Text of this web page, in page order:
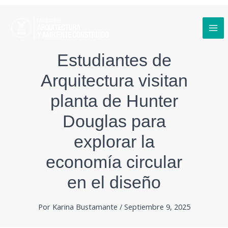
Estudiantes de
Arquitectura visitan
planta de Hunter
Douglas para
explorar la
economía circular
en el diseño
Por Karina Bustamante / Septiembre 9, 2025